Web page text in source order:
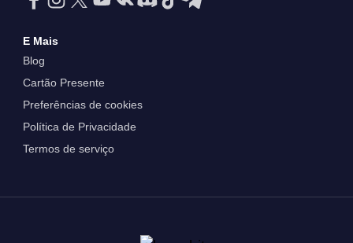
E Mais
Blog
Cartão Presente
Preferências de cookies
Política de Privacidade
Termos de serviço